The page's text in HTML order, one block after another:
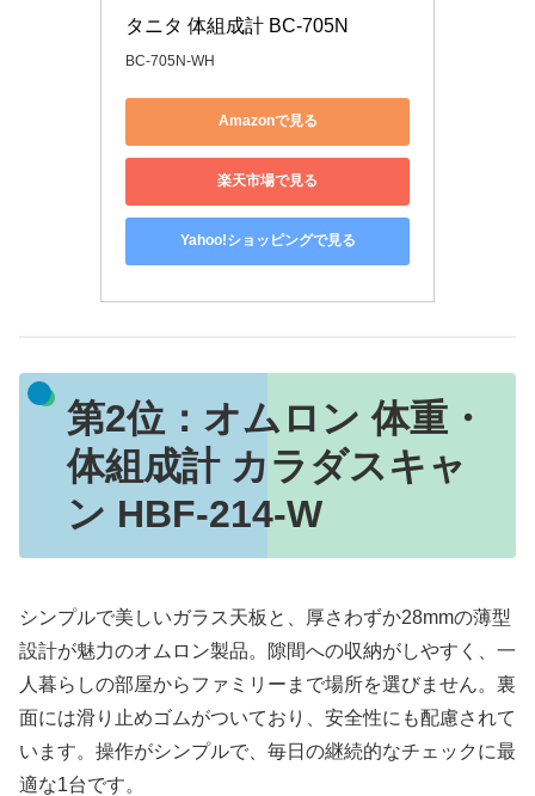
タニタ 体組成計 BC-705N
BC-705N-WH
Amazonで見る
楽天市場で見る
Yahoo!ショッピングで見る
第2位： オムロン 体重・
体組成計 カラダスキャ
ン HBF-214-W
シンプルで美しいガラス天板と、厚さわずか28mmの薄型
設計が魅力のオムロン製品。隙間への収納がしやすく、一
人暮らしの部屋からファミリーまで場所を選びません。裏
面には滑り止めゴムがついており、安全性にも配慮されて
います。操作がシンプルで、毎日の継続的なチェックに最
適な1台です。